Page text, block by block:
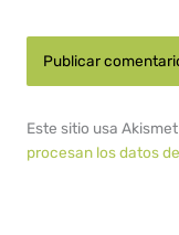
Este sitio usa
procesan los datos